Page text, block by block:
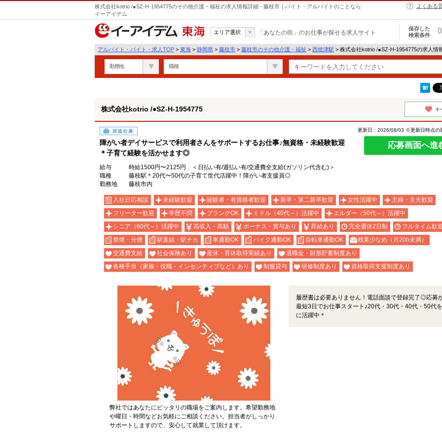
株式会社kotrio /●SZ-H-1954775のその他介護・福祉の求人情報詳細 - 藤枝市｜バイト・アルバイトのことなら
イーアイデム
よくある
東海
エリア選択 「あなたの街」のお仕事が探せる求人サイト
保存した
検索条件
0
アルバイト・バイト・求人TOP > 東海 > 静岡県 > 藤枝市 > 藤枝市のその他介護・福祉 > 西焼津駅 > 株式会社kotrio /●SZ-H-1954775の求人情
勤務地 職種
株式会社kotrio /●SZ-H-1954775 キ
派遣社員
障がい者デイサービスで利用者さんをサポートするお仕事♪無資格・未経験歓迎
＊子育て経験を活かせます◎
更新日：2026/08/03 ※更新日時点の
応募画面へ進
給与
時給1500円〜2125円 ＜日払い有/週払い有/交通費全支給(ガソリン代含む)＞
職種
藤枝駅＊20代〜50代の子育て世代活躍中！障がい者支援員◎
勤務地
藤枝市内
入社日応相談 未経験歓迎 経験者・有資格者歓迎 新卒・第二新卒歓迎 女性活躍中
主婦・主夫歓迎
フリーター歓迎
学歴不問 ブランクOK ミドル（40代～）活躍中
エルダー（50代～）活躍中
シニア（60代～）活躍中
高収入・高額 ボーナス・賞与あり 昇給あり 完全週休2日制
フルタイム歓
禁煙・分煙
駅直結・駅チカ 車通勤OK バイク通勤OK 自転車通勤OK
残業少なめ（月20h未満）
交通費支給
社会保険あり 産休・育休取得実績あり
退職金・財形貯蓄制度あり
各種手当（家族・役職・インセンティブなど）あり
制服貸与 研修制度あり 資格取得支援制度あり
弊社ではあなたにピッタリの職場をご案内します。希望勤務地
や曜日・時間などお気軽にご相談ください。担当者がしっかり
サポートしますので、安心して就業して頂けます。
履歴書は必要ありません！電話面談で登録完了◎応募
最短3日でお仕事スタート♪20代・30代・40代・50代
に活躍中＊